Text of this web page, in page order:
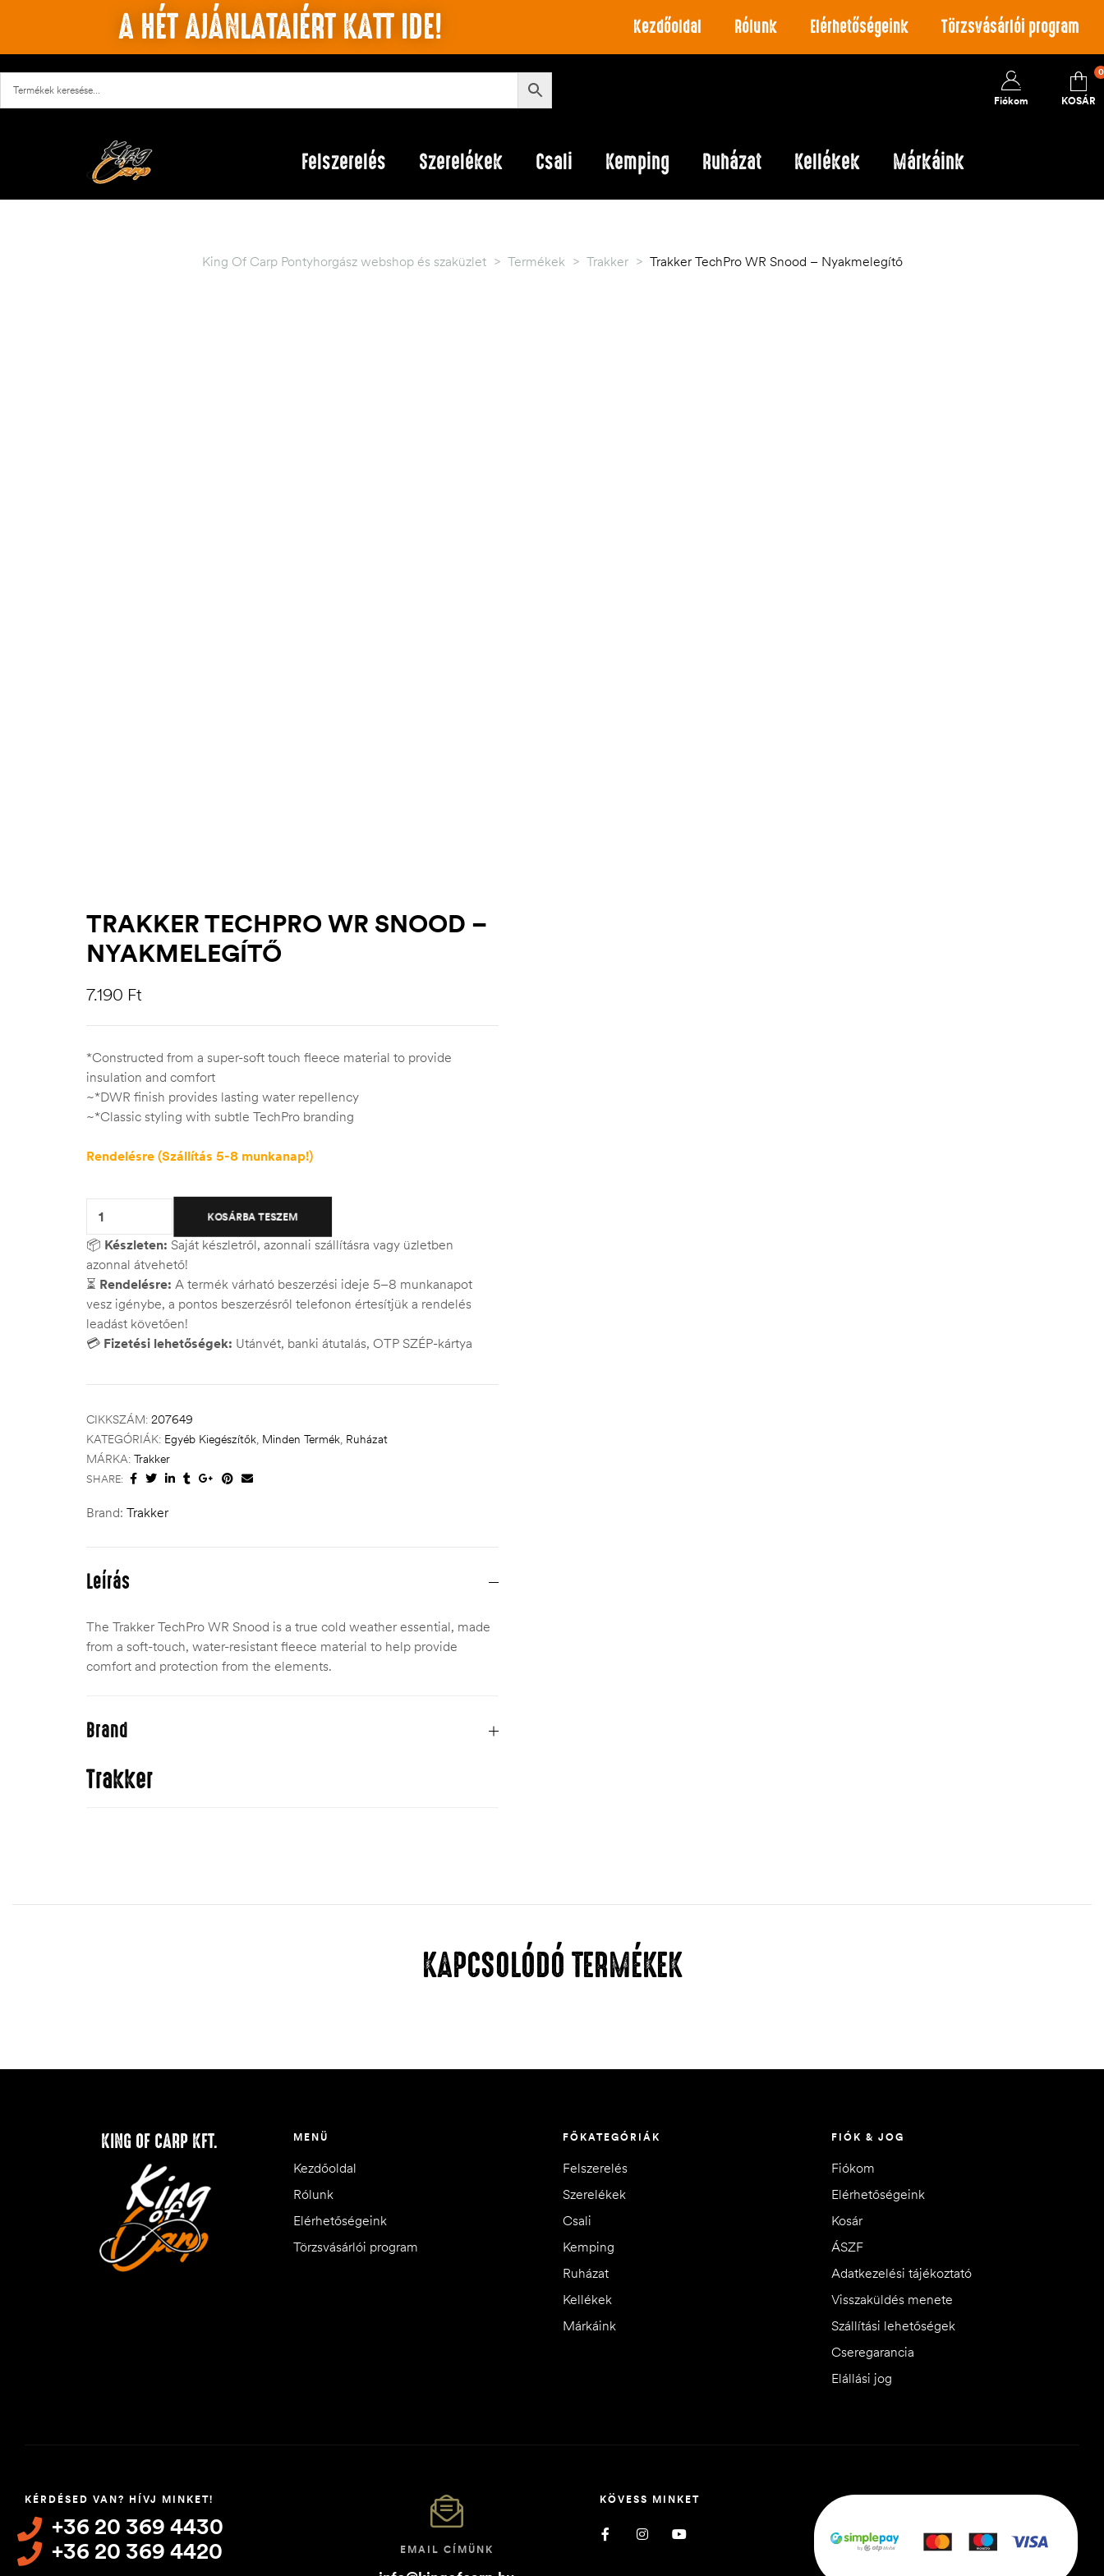
A HÉT AJÁNLATAIÉRT KATT IDE! Kezdőoldal Rólunk Elérhetőségeink Törzsvásárlói program
Fiókom KOSÁR
0
Felszerelés Szerelékek Csali Kemping Ruházat Kellékek Márkáink
King Of Carp Pontyhorgász webshop és szaküzlet > Termékek > Trakker > Trakker TechPro WR Snood – Nyakmelegítő
TRAKKER TECHPRO WR SNOOD –
NYAKMELEGÍTŐ
7.190 Ft
*Constructed from a super-soft touch fleece material to provide
insulation and comfort
~*DWR finish provides lasting water repellency
~*Classic styling with subtle TechPro branding
Rendelésre (Szállítás 5-8 munkanap!)
KOSÁRBA TESZEM
📦 Készleten: Saját készletről, azonnali szállításra vagy üzletben
azonnal átvehető!
⏳ Rendelésre: A termék várható beszerzési ideje 5–8 munkanapot
vesz igénybe, a pontos beszerzésről telefonon értesítjük a rendelés
leadást követően!
💳 Fizetési lehetőségek: Utánvét, banki átutalás, OTP SZÉP-kártya
CIKKSZÁM: 207649
KATEGÓRIÁK: Egyéb Kiegészítők, Minden Termék, Ruházat
MÁRKA: Trakker
SHARE:
Brand: Trakker
Leírás
The Trakker TechPro WR Snood is a true cold weather essential, made
from a soft-touch, water-resistant fleece material to help provide
comfort and protection from the elements.
Brand
Trakker
KAPCSOLÓDÓ TERMÉKEK
KING OF CARP KFT. MENÜ
Kezdőoldal
Rólunk
Elérhetőségeink
Törzsvásárlói program
FŐKATEGÓRIÁK
Felszerelés
Szerelékek
Csali
Kemping
Ruházat
Kellékek
Márkáink
FIÓK & JOG
Fiókom
Elérhetőségeink
Kosár
ÁSZF
Adatkezelési tájékoztató
Visszaküldés menete
Szállítási lehetőségek
Cseregarancia
Elállási jog
KÉRDÉSED VAN? HÍVJ MINKET!
+36 20 369 4430
+36 20 369 4420
EMAIL CÍMÜNK
KÖVESS MINKET